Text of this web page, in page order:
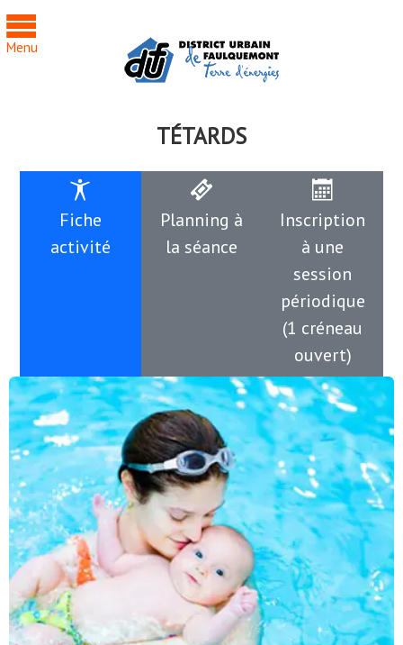
Menu
TÉTARDS
Fiche
activité
Planning à
la séance
Inscription
à une
session
périodique
(1 créneau
ouvert)